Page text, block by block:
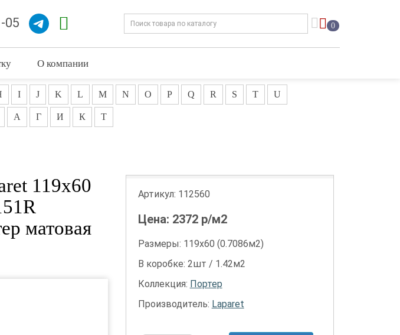
05 0
О компании
I J K L M N O P Q R S T U
А Г И К Т
119x60
матовая
Артикул: 112560
Цена: 2372р/м2
Размеры: 119х60 (0.7086м2)
В коробке: 2шт / 1.42м2
Коллекция: Портер
Производитель: Laparet